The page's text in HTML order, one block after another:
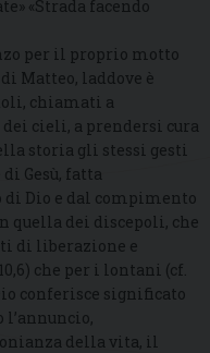
«Strada facendo
per il proprio motto
Matteo, laddove è
chiamati a
cieli, a prendersi cura
storia gli stessi gesti
di Gesù, fatta
di Dio e dal compimento
quella dei discepoli, che
di liberazione e
che per i lontani (cf.
conferisce significato
della vita, il